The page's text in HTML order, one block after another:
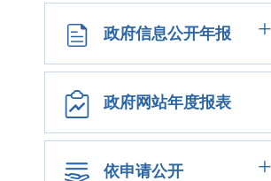
政府信息公开年报 +
政府网站年度报表
依申请公开 +